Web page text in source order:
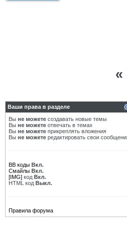
«
Ваши права в разделе
Вы не можете создавать новые темы
Вы не можете отвечать в темах
Вы не можете прикреплять вложения
Вы не можете редактировать свои
BB коды Вкл.
Смайлы Вкл.
[IMG] код Вкл.
HTML код Выкл.
Правила форума